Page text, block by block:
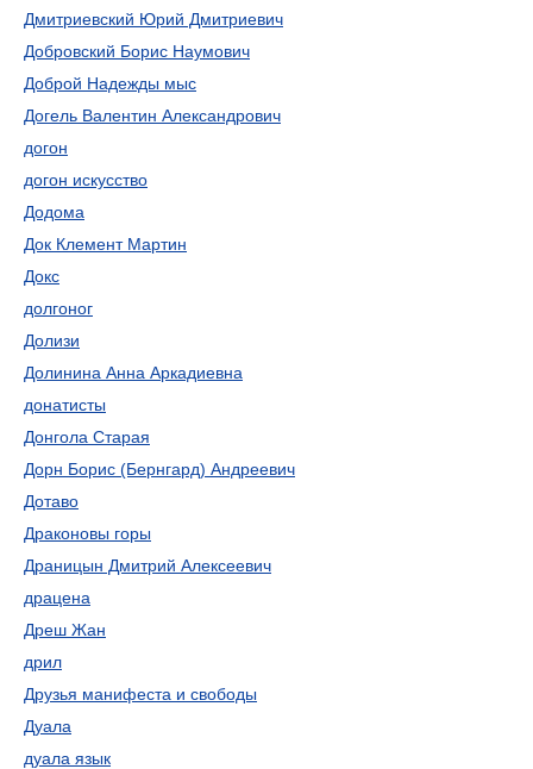
Дмитриевский Юрий Дмитриевич
Добровский Борис Наумович
Доброй Надежды мыс
Догель Валентин Александрович
догон
догон искусство
Додома
Док Клемент Мартин
Докс
долгоног
Долизи
Долинина Анна Аркадиевна
донатисты
Донгола Старая
Дорн Борис (Бернгард) Андреевич
Дотаво
Драконовы горы
Драницын Дмитрий Алексеевич
драцена
Дреш Жан
дрил
Друзья манифеста и свободы
Дуала
дуала язык